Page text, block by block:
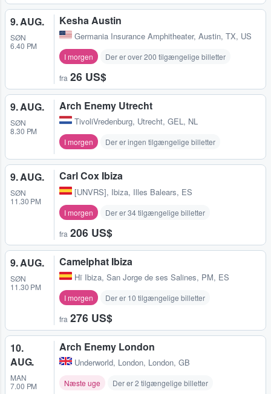
9. AUG.
SØN
6.40 PM
Kesha Austin
Germania Insurance Amphitheater, Austin, TX, US
I morgen Der er over 200 tilgængelige billetter
fra 26 US$
9. AUG.
SØN
8.30 PM
Arch Enemy Utrecht
TivoliVredenburg, Utrecht, GEL, NL
I morgen Der er ingen tilgængelige billetter
9. AUG.
SØN
11.30 PM
Carl Cox Ibiza
[UNVRS], Ibiza, Illes Balears, ES
I morgen Der er 34 tilgængelige billetter
fra 206 US$
9. AUG.
SØN
11.30 PM
Camelphat Ibiza
Hï Ibiza, San Jorge de ses Salines, PM, ES
I morgen Der er 10 tilgængelige billetter
fra 276 US$
10.
AUG.
MAN
7.00 PM
Arch Enemy London
Underworld, London, London, GB
Næste uge Der er 2 tilgængelige billetter